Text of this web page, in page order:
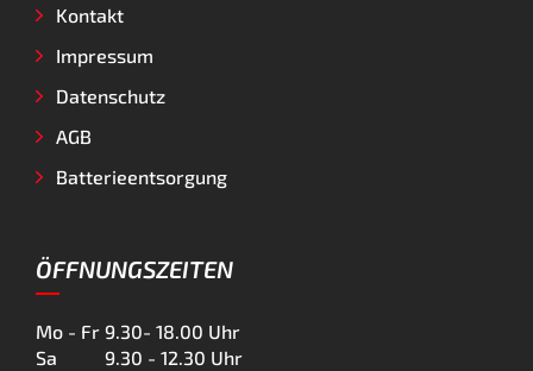
Kontakt
Impressum
Datenschutz
AGB
Batterieentsorgung
ÖFFNUNGSZEITEN
Mo - Fr 9.30- 18.00 Uhr
Sa
9.30 - 12.30 Uhr